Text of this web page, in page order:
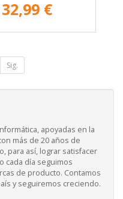
32,99 €
Sig.
apoyadas en la
más de 20 años de
para así, lograr satisfacer
cada día seguimos
de producto. Contamos
y seguiremos creciendo.